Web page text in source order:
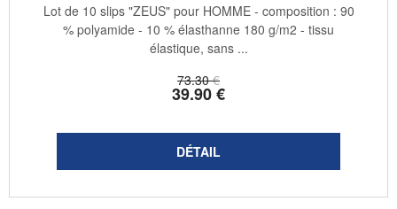
73.30 €
39.90€
Lot de 10 slips "ZEUS" pour HOMME - composition : 90
% polyamide - 10 % élasthanne 180 g/m2 - tissu
élastique, sans ...